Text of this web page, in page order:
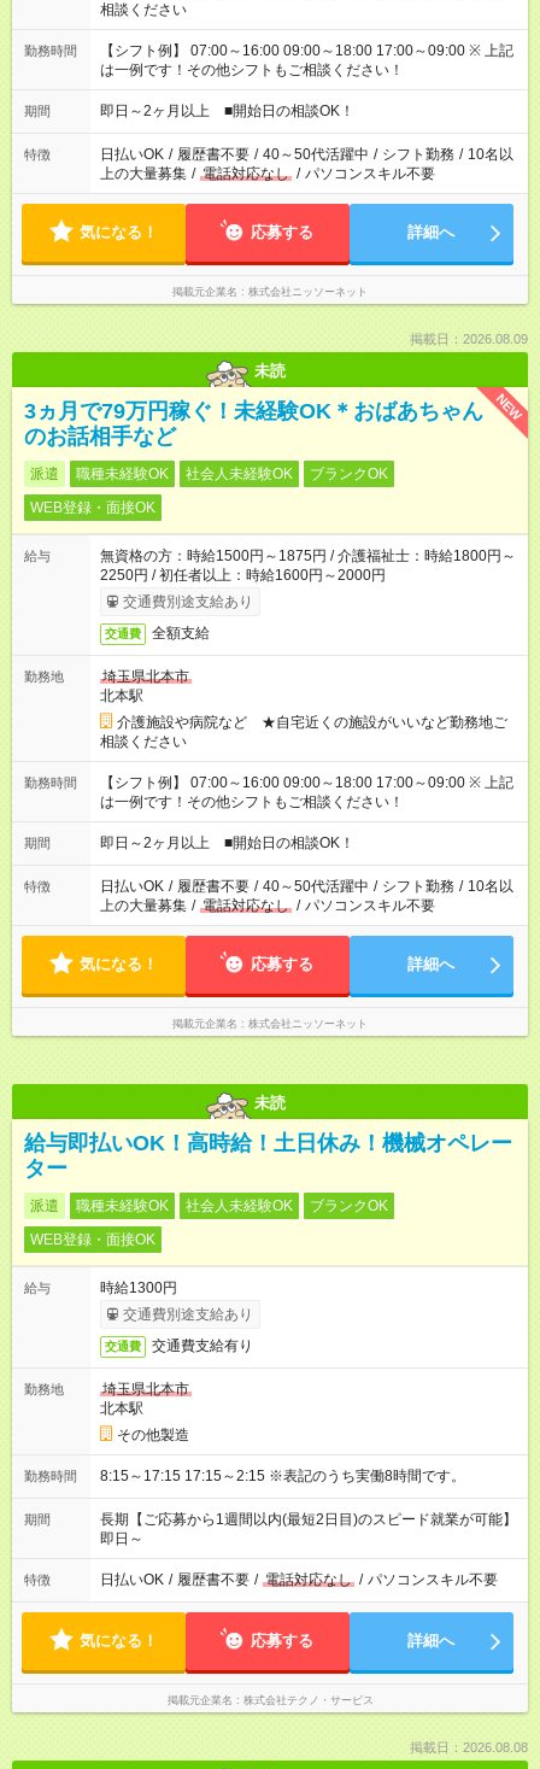
相談ください
勤務時間
【シフト例】 07:00～16:00 09:00～18:00 17:00～09:00 ※ 上記
は一例です！その他シフトもご相談ください！
期間 即日～2ヶ月以上 ■開始日の相談OK！
特徴 日払いOK / 履歴書不要 / 40～50代活躍中 / シフト勤務 / 10名以
上の大量募集 / 電話対応なし / パソコンスキル不要
気になる！ 応募する 詳細へ
掲載元企業名 株式会社ニッソーネット
掲載日：2026.08.09
未読
NEW
3ヵ月で79万円稼ぐ！未経験OK＊おばあちゃん
のお話相手など
派遣 職種未経験OK 社会人未経験OK
ブランクOK
WEB登録・面接OK
給与
無資格の方：時給1500円～1875円 / 介護福祉士：時給1800円～
2250円 / 初任者以上：時給1600円～2000円
交通費別途支給あり
交通費 全額支給
勤務地
埼玉県北本市
北本駅
介護施設や病院など ★自宅近くの施設がいいなど勤務地ご
相談ください
勤務時間
【シフト例】 07:00～16:00 09:00～18:00 17:00～09:00 ※ 上記
は一例です！その他シフトもご相談ください！
期間 即日～2ヶ月以上 ■開始日の相談OK！
特徴 日払いOK / 履歴書不要 / 40～50代活躍中 / シフト勤務 / 10名以
上の大量募集 / 電話対応なし / パソコンスキル不要
気になる！ 応募する 詳細へ
掲載元企業名 株式会社ニッソーネット
未読
給与即払いOK！高時給！土日休み！機械オペレー
ター
派遣 職種未経験OK 社会人未経験OK
ブランクOK
WEB登録・面接OK
給与
時給1300円
交通費別途支給あり
交通費 交通費支給有り
勤務地
埼玉県北本市
北本駅
その他製造
勤務時間 8:15～17:15 17:15～2:15 ※表記のうち実働8時間です。
期間
長期【ご応募から1週間以内(最短2日目)のスピード就業が可能】
即日～
特徴 日払いOK / 履歴書不要 / 電話対応なし / パソコンスキル不要
気になる！ 応募する 詳細へ
掲載元企業名 株式会社テクノ・サービス
掲載日：2026.08.08